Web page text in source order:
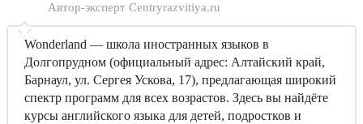
Автор-эксперт Centryrazvitiya.ru
Wonderland — школа иностранных языков в
Долгопрудном (официальный адрес: Алтайский край,
Барнаул, ул. Сергея Ускова, 17), предлагающая широкий
спектр программ для всех возрастов. Здесь вы найдёте
курсы английского языка для детей, подростков и